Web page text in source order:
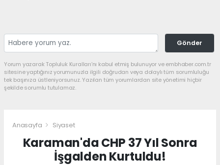
Gönder
Yorum yazarak Topluluk Kuralları’nı kabul etmiş bulunuyor ve embhaber.com.tr
sitesine yaptığınız yorumunuzla ilgili doğrudan veya dolaylı tüm sorumluluğu
tek başınıza üstleniyorsunuz. Yazılan tüm yorumlardan site yönetimi hiçbir
şekilde sorumlu tutulamaz.
Anasayfa Siyaset
Karaman'da CHP 37 Yıl Sonra
İşgalden Kurtuldu!